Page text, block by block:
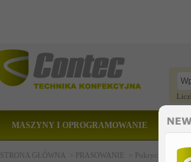
MASZYNY I OPROGRAMOWANIE
STRONA GŁÓWNA > PRASOWANIE > Pokrycia i